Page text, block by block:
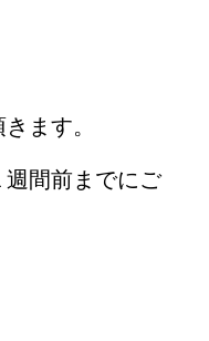
ます。
間前までにご